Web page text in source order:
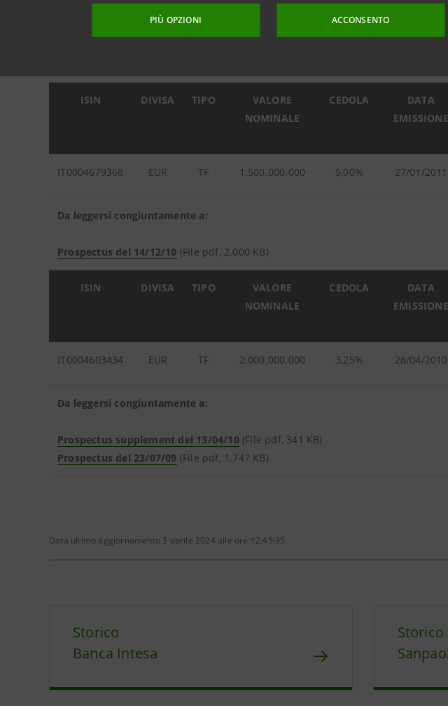
PIÙ OPZIONI ACCONSENTO
Prospectus supplement del 10/06/11
ISIN DIVISA TIPO
VALORE
NOMINALE
CEDOLA
DATA
EMISSIONE
IT0004679368 EUR TF 1.500.000.000 5,00% 27/01/2011
Da leggersi congiuntamente a:
Prospectus del 14/12/10 (File pdf, 2.000 KB)
ISIN DIVISA TIPO
VALORE
NOMINALE
CEDOLA
DATA
EMISSIONE
IT0004603434 EUR TF 2.000.000.000 3,25% 28/04/2010
Da leggersi congiuntamente a:
Prospectus supplement del 13/04/10 (File pdf, 341 KB)
Prospectus del 23/07/09 (File pdf, 1.747 KB)
Data ultimo aggiornamento 3 aprile 2024 alle ore 12:45:35
Storico
Banca Intesa
Storico